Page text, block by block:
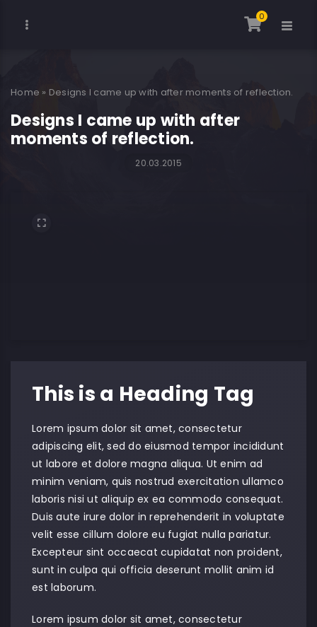
0
Home » Designs I came up with after moments of reflection.
Designs I came up with after
moments of reflection.
20.03.2015
This is a Heading Tag
Lorem ipsum dolor sit amet, consectetur
adipiscing elit, sed do eiusmod tempor incididunt
ut labore et dolore magna aliqua. Ut enim ad
minim veniam, quis nostrud exercitation ullamco
laboris nisi ut aliquip ex ea commodo consequat.
Duis aute irure dolor in reprehenderit in voluptate
velit esse cillum dolore eu fugiat nulla pariatur.
Excepteur sint occaecat cupidatat non proident,
sunt in culpa qui officia deserunt mollit anim id
est laborum.
Lorem ipsum dolor sit amet, consectetur